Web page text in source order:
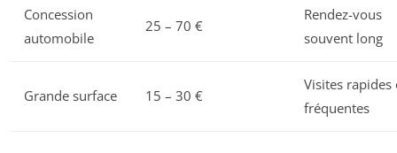
Concession
automobile
25 – 70 €
Rendez-vous
souvent long
Grande surface 15 – 30 €
Visites rapides
fréquentes